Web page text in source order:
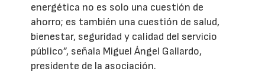
energética no es solo una cuestión de
ahorro; es también una cuestión de salud,
bienestar, seguridad y calidad del servicio
público”, señala Miguel Ángel Gallardo,
presidente de la asociación.